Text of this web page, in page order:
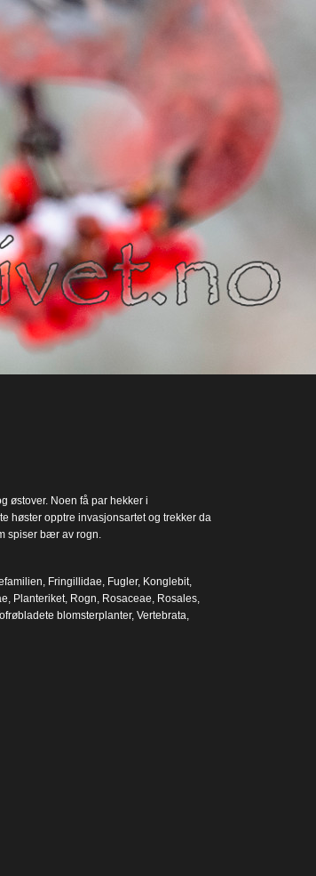
østover. Noen få par hekker i
høster opptre invasjonsartet og trekker da
spiser bær av rogn.
Fringillidae Fugler, Konglebit,
Planteriket, Rogn Rosaceae Rosales,
blomsterplanter, Vertebrata